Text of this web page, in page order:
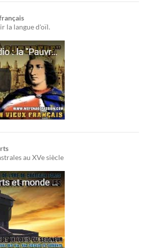
la langue d'oïl.
au XVe siècle